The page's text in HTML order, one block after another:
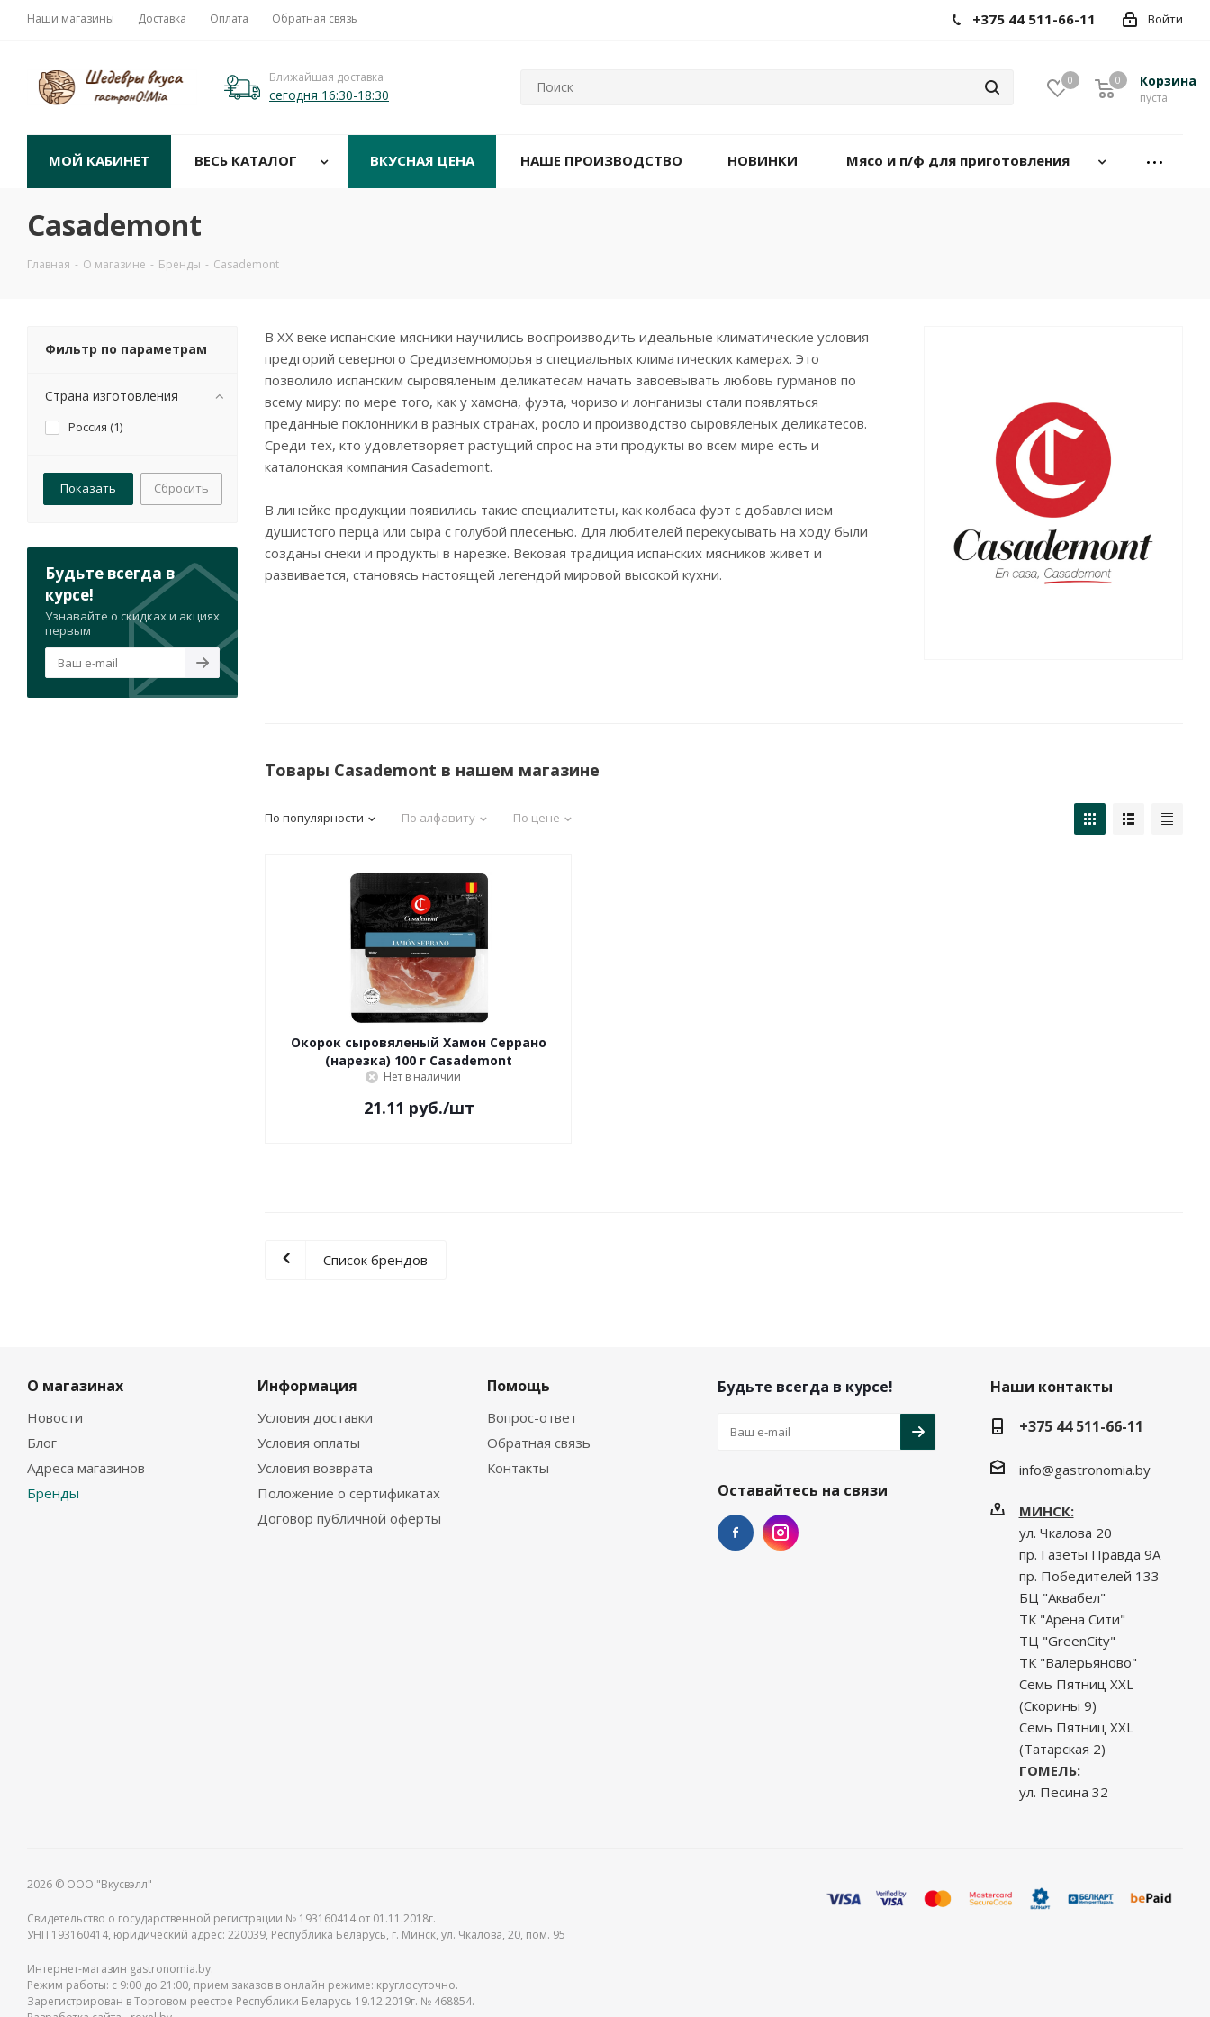
Наши магазины Доставка Оплата Обратная связь Войти
+375 44 511-66-11
Ближайшая доставка
сегодня 16:30-18:30
0 Корзина
пуста
0
МОЙ КАБИНЕТ ВЕСЬ КАТАЛОГ ВКУСНАЯ ЦЕНА НАШЕ ПРОИЗВОДСТВО НОВИНКИ Мясо и п/ф для приготовления
Casademont
Главная - О магазине - Бренды - Casademont
В XX веке испанские мясники научились воспроизводить идеальные климатические условия
предгорий северного Средиземноморья в специальных климатических камерах. Это
позволило испанским сыровяленым деликатесам начать завоевывать любовь гурманов по
всему миру: по мере того, как у хамона, фуэта, чоризо и лонганизы стали появляться
преданные поклонники в разных странах, росло и производство сыровяленых деликатесов.
Среди тех, кто удовлетворяет растущий спрос на эти продукты во всем мире есть и
каталонская компания Casademont.
В линейке продукции появились такие специалитеты, как колбаса фуэт с добавлением
душистого перца или сыра с голубой плесенью. Для любителей перекусывать на ходу были
созданы снеки и продукты в нарезке. Вековая традиция испанских мясников живет и
развивается, становясь настоящей легендой мировой высокой кухни.
Товары Casademont в нашем магазине
По популярности По алфавиту По цене
Окорок сыровяленый Хамон Серрано
(нарезка) 100 г Casademont
Нет в наличии
21.11 руб./шт
Список брендов
Фильтр по параметрам
Страна изготовления
Россия (1)
Сбросить
Будьте всегда в
курсе!
Узнавайте о скидках и акциях
первым
О магазинах
Новости
Блог
Адреса магазинов
Бренды
Информация
Условия доставки
Условия оплаты
Условия возврата
Положение о сертификатах
Договор публичной оферты
Помощь
Вопрос-ответ
Обратная связь
Контакты
Будьте всегда в курсе!
Оставайтесь на связи
Наши контакты
+375 44 511-66-11
info@gastronomia.by
МИНСК:
ул. Чкалова 20
пр. Газеты Правда 9А
пр. Победителей 133
БЦ "Аквабел"
ТК "Арена Сити"
ТЦ "GreenCity"
ТК "Валерьяново"
Семь Пятниц XXL
(Скорины 9)
Семь Пятниц XXL
(Татарская 2)
ГОМЕЛЬ:
ул. Песина 32
2026 © ООО "Вкусвэлл"
Свидетельство о государственной регистрации № 193160414 от 01.11.2018г.
УНП 193160414, юридический адрес: 220039, Республика Беларусь, г. Минск, ул. Чкалова, 20, пом. 95
Интернет-магазин gastronomia.by.
Режим работы: c 9:00 до 21:00, прием заказов в онлайн режиме: круглосуточно.
Зарегистрирован в Торговом реестре Республики Беларусь 19.12.2019г. № 468854.